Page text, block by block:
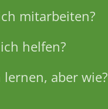
mitarbeiten?
helfen?
lernen, aber wie?